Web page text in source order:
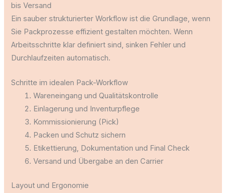
bis Versand
Ein sauber strukturierter Workflow ist die Grundlage, wenn
Sie Packprozesse effizient gestalten möchten. Wenn
Arbeitsschritte klar definiert sind, sinken Fehler und
Durchlaufzeiten automatisch.
Schritte im idealen Pack-Workflow
Wareneingang und Qualitätskontrolle
Einlagerung und Inventurpflege
Kommissionierung (Pick)
Packen und Schutz sichern
Etikettierung, Dokumentation und Final Check
Versand und Übergabe an den Carrier
Layout und Ergonomie